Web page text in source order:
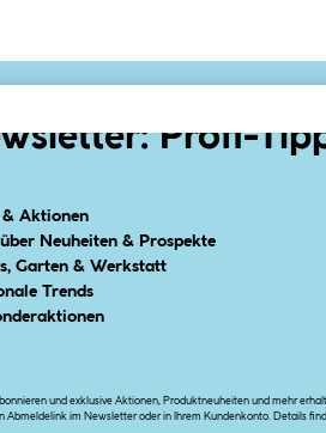
Profi-
& Aktionen
Neuheiten & Prospekte
Garten & Werkstatt
Trends
und exklusive Aktionen, Produktneuheiten und mehr
Abmeldelink im Newsletter oder in Ihrem Kundenkonto. Details